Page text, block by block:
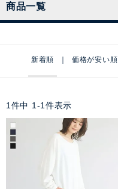
商品一覧
新着順 価格が安い順
1 件中 1 -1 件表示